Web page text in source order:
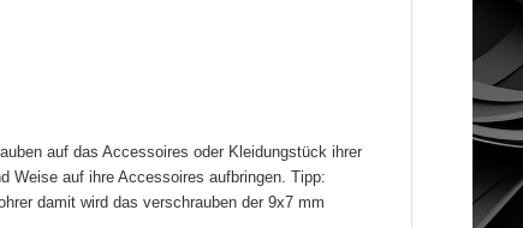
auf das Accessoires oder Kleidungstück ihrer
Weise auf ihre Accessoires aufbringen. Tipp:
damit wird das verschrauben der 9x7 mm